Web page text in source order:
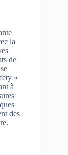
la
de
»
à
des